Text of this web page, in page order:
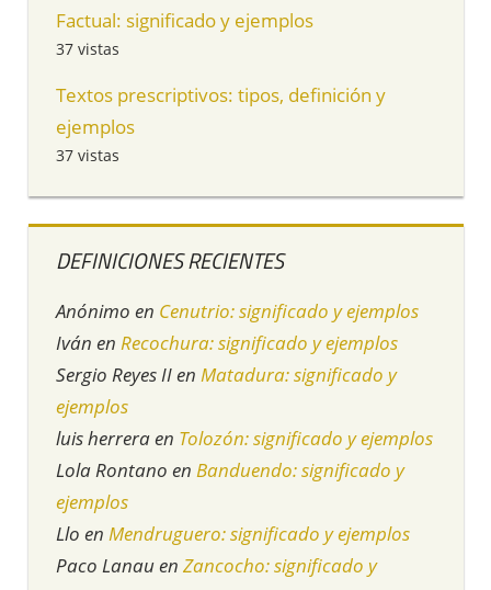
Factual: significado y ejemplos
37 vistas
Textos prescriptivos: tipos, definición y
ejemplos
37 vistas
DEFINICIONES RECIENTES
Anónimo en Cenutrio: significado y ejemplos
Iván en Recochura: significado y ejemplos
Sergio Reyes IIen Matadura: significado y
ejemplos
luis herreraen Tolozón: significado y ejemplos
Lola Rontano en Banduendo: significado y
ejemplos
Llo en Mendruguero: significado y ejemplos
Paco Lanauen Zancocho: significado y